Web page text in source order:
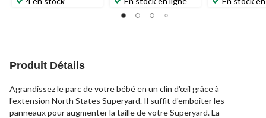
Produit Détails
Agrandissez le parc de votre bébé en un clin d'œil grâce à
l'extension North States Superyard. Il suffit d'emboîter les
panneaux pour augmenter la taille de votre Superyard. La